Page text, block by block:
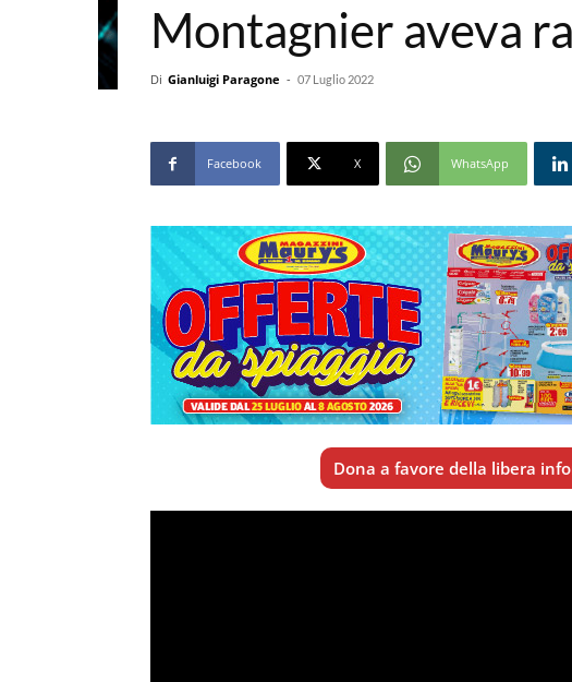
Montagnier aveva
Di Gianluigi Paragone - 07 Luglio 2022
Facebook X WhatsApp
Dona a favore della libera